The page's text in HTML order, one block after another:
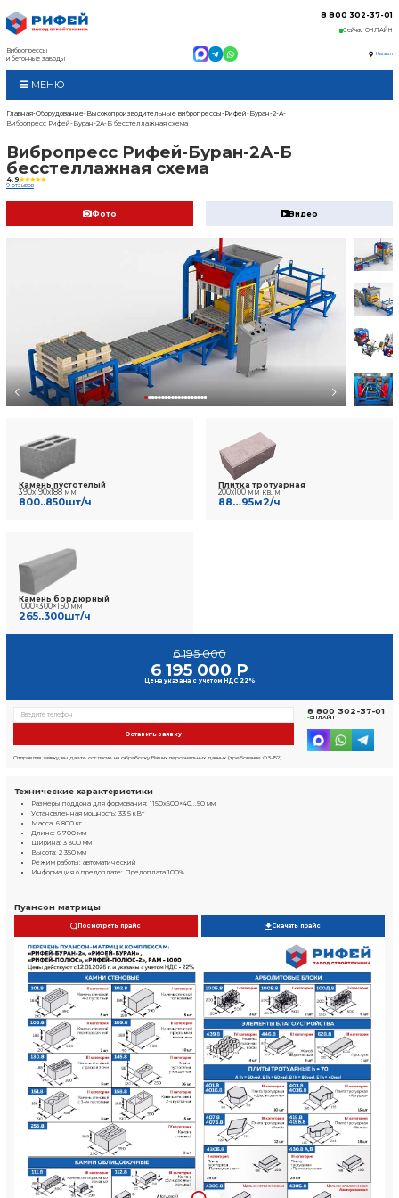
Вибропрессы
и бетонные заводы
Высокопроизводительные
Вибропресс Рифей-Буран-2А-Б бесстеллажная
Вибропресс
бесстеллажная
4.9
9 отзывов
Фото
Камень пустотелый
390х190х188 мм
800..850шт/ч